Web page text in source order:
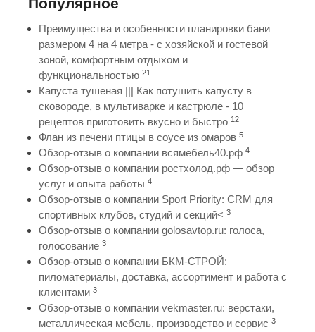
Популярное
Преимущества и особенности планировки бани
размером 4 на 4 метра - с хозяйской и гостевой
зоной, комфортным отдыхом и
функциональностью 21
Капуста тушеная ||| Как потушить капусту в
сковороде, в мультиварке и кастрюле - 10
рецептов приготовить вкусно и быстро 12
Флан из печени птицы в соусе из омаров 5
Обзор-отзыв о компании всямебель40.рф 4
Обзор-отзыв о компании ростхолод.рф — обзор
услуг и опыта работы 4
Обзор-отзыв о компании Sport Priority: CRM для
спортивных клубов, студий и секций< 3
Обзор-отзыв о компании golosavtop.ru: голоса,
голосование 3
Обзор-отзыв о компании БКМ-СТРОЙ:
пиломатериалы, доставка, ассортимент и работа с
клиентами 3
Обзор-отзыв о компании vekmaster.ru: верстаки,
металлическая мебель, производство и сервис 3